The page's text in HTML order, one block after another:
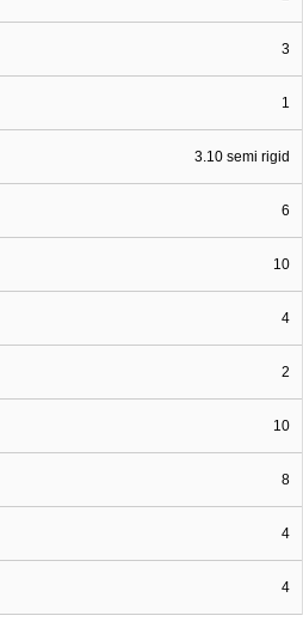
3
1
3.10 semi rigid
6
10
4
2
10
8
4
4